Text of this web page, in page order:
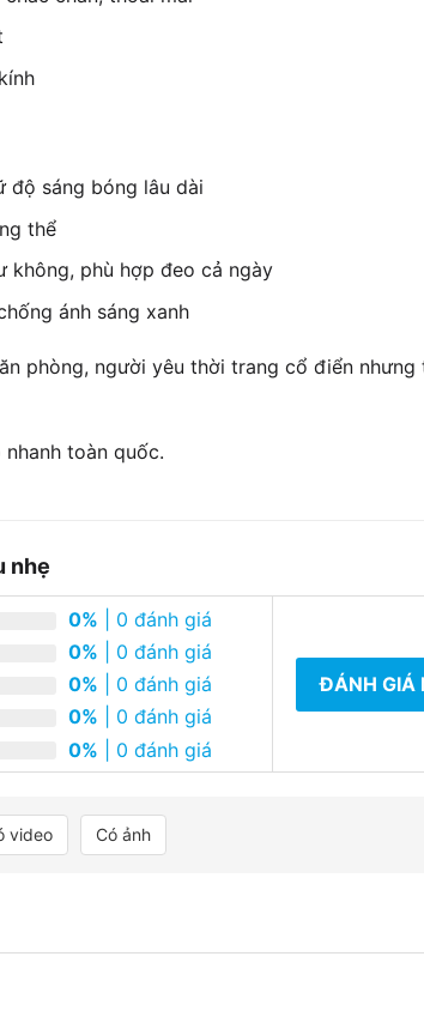
độ sáng bóng lâu dài
thể
không, phù hợp đeo cả ngày
ánh sáng xanh
phòng, người yêu thời trang cổ điển nhưng
toàn quốc.
nhẹ
0% | 0 đánh giá
0% | 0 đánh giá
0% | 0 đánh giá
0% | 0 đánh giá
0% | 0 đánh giá
ĐÁNH GIÁ
video Có ảnh